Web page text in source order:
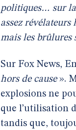
politiques… sur la
assez révélateurs
mais les brûlures
Sur Fox News,
hors de cause».
explosions ne
que l’utilisation
tandis que,